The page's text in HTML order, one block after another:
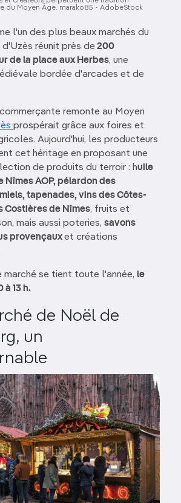
du Moyen Âge. marako85 - AdobeStock
l'un des plus beaux marchés du
d'Uzès réunit près de200
de la place aux Herbes, une
bordée d'arcades et de
remonte au Moyen
prospérait grâce aux foires et
Aujourd'hui, les producteurs
cet héritage en proposant une
de produits du terroir : huile
Nîmes AOP, pélardon des
tapenades, vins des Côtes-
Costières de Nîmes, fruits et
mais aussi poteries, savons
provençauxet créations
marché se tient toute l'année, le
à 13 h.
de Noël de
un